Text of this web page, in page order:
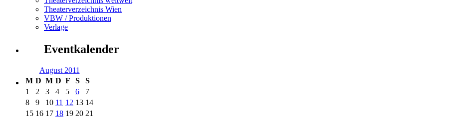
Theaterverzeichnis Wien
VBW / Produktionen
Verlage
Eventkalender
August 2011
M D M D F S
S
1
2 3 4 5 6
7
8
9 10 11 12 13 14
15 16 17 18 19 20 21